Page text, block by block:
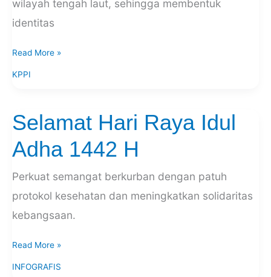
wilayah tengah laut, sehingga membentuk
identitas
Read More »
KPPI
Selamat Hari Raya Idul
Adha 1442 H
Perkuat semangat berkurban dengan patuh
protokol kesehatan dan meningkatkan solidaritas
kebangsaan.
Selamat
Hari
Raya
Adha
1442
Read More »
INFOGRAFIS